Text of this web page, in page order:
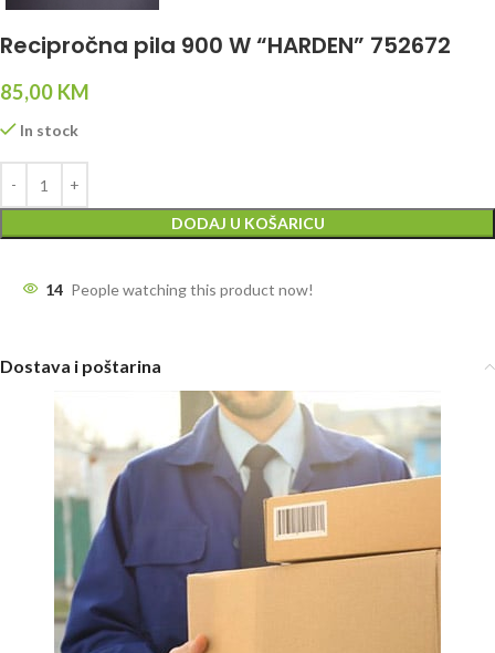
Recipročna pila 900 W “HARDEN” 752672
85,00 KM
In stock
DODAJ U KOŠARICU
14 People watching this product now!
Dostava i poštarina